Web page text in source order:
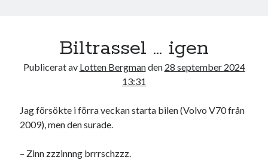
Biltrassel … igen
Publicerat av Lotten Bergmanden 28 september 2024
13:31
Jag försökte i förra veckan starta bilen (Volvo V70 från
2009), men den surade.
– Zinn zzzinnng brrrschzzz.